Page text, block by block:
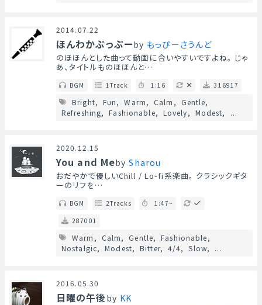
2014.07.22
ほんわかぷっぷーby もっぴーさうんど
のほほんとした曲って動画に合いやすいですよね。 じゃ
あ、タイトルものほほんと…
BGM 1Track 1:16 316917
Bright Fun Warm Calm
Gentle
Refreshing
Fashionable Lovely Modest ...
2020.12.15
You and Meby Sharou
おだやかで優しいChill / Lo-fi系楽曲。 クラシックギタ
ーのリフを…
BGM 2Tracks
1:47~
287001
Warm Calm Gentle
Fashionable
Nostalgic
Modest Bitter 4/4 Slow ...
2016.05.30
日曜の午後by KK